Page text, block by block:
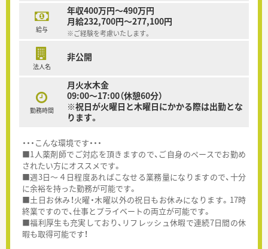
給与
年収400万円～490万円
月給232,700円～277,100円
※ご経験を考慮いたします。
法人名
非公開
勤務時間
月火水木金
09:00～17:00（休憩60分）
※祝日が火曜日と木曜日にかかる際は出勤とな
ります。
・・・こんな環境です・・・
■1人薬剤師でご対応を頂きますので、ご自身のペースでお勤め
されたい方にオススメです。
■週3日～４日程度あればこなせる業務量になりますので、十分
に余裕を持った勤務が可能です。
■土日お休み！火曜・木曜以外の祝日もお休みになります。17時
終業ですので、仕事とプライベートの両立が可能です。
■福利厚生も充実しており、リフレッシュ休暇で連続7日間の休
暇も取得可能です！